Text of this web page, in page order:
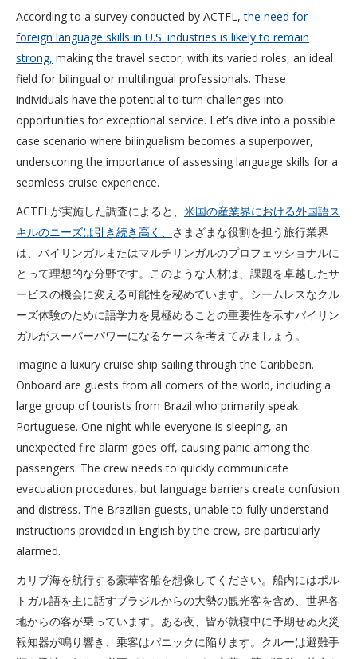
According to a survey conducted by ACTFL,the need for
foreign language skills in U.S. industries is likely to remain
strong, making the travel sector, with its varied roles, an ideal
field for bilingual or multilingual professionals. These
individuals have the potential to turn challenges into
opportunities for exceptional service. Let’s dive into a possible
case scenario where bilingualism becomes a superpower,
underscoring the importance of assessing language skills for a
seamless cruise experience.
ACTFLが実施した調査によると、 米国の産業界における外国語ス
キルのニーズは引き続き高く、 さまざまな役割を担う旅行業界
は、バイリンガルまたはマルチリンガルのプロフェッショナルに
とって理想的な分野です。このような人材は、課題を卓越したサ
ービスの機会に変える可能性を秘めています。シームレスなクル
ーズ体験のために語学力を見極めることの重要性を示すバイリン
ガルがスーパーパワーになるケースを考えてみましょう。
Imagine a luxury cruise ship sailing through the Caribbean.
Onboard are guests from all corners of the world, including a
large group of tourists from Brazil who primarily speak
Portuguese. One night while everyone is sleeping, an
unexpected fire alarm goes off, causing panic among the
passengers. The crew needs to quickly communicate
evacuation procedures, but language barriers create confusion
and distress. The Brazilian guests, unable to fully understand
instructions provided in English by the crew, are particularly
alarmed.
カリブ海を航行する豪華客船を想像してください。船内にはポル
トガル語を主に話すブラジルからの大勢の観光客を含め、世界各
地からの客が乗っています。ある夜、皆が就寝中に予期せぬ火災
報知器が鳴り響き、乗客はパニックに陥ります。クルーは避難手